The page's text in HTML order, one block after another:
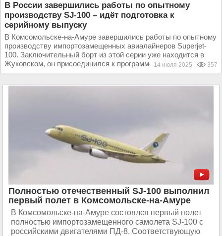
В России завершились работы по опытному
производству SJ-100 – идёт подготовка к
серийному выпуску
В Комсомольске-на-Амуре завершились работы по опытному
производству импортозамещенных авиалайнеров Superjet-
100. Заключительный борт из этой серии уже находится в
Жуковском, он присоединился к программе летных...
14 июля 2025 357
Полностью отечественный SJ-100 выполнил
первый полет в Комсомольске-на-Амуре
В Комсомольске-на-Амуре состоялся первый полет
полностью импортозамещенного самолета SJ-100 с
российскими двигателями ПД-8. Соответствующую